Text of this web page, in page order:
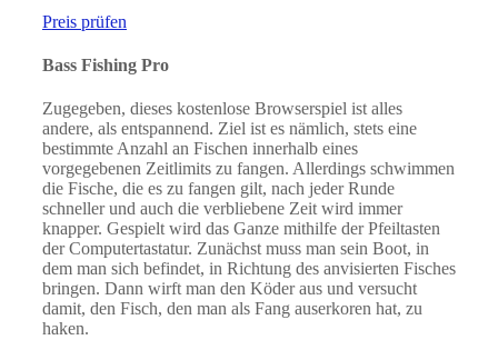
Preis prüfen
Bass Fishing Pro
Zugegeben, dieses kostenlose Browserspiel ist alles
andere, als entspannend. Ziel ist es nämlich, stets eine
bestimmte Anzahl an Fischen innerhalb eines
vorgegebenen Zeitlimits zu fangen. Allerdings schwimmen
die Fische, die es zu fangen gilt, nach jeder Runde
schneller und auch die verbliebene Zeit wird immer
knapper. Gespielt wird das Ganze mithilfe der Pfeiltasten
der Computertastatur. Zunächst muss man sein Boot, in
dem man sich befindet, in Richtung des anvisierten Fisches
bringen. Dann wirft man den Köder aus und versucht
damit, den Fisch, den man als Fang auserkoren hat, zu
haken.